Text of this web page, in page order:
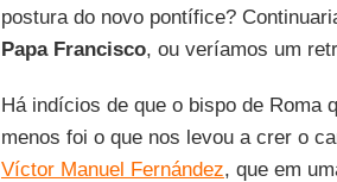
postura do novo pontífice?
Papa Francisco, ou veríamos um
Há indícios de que o bispo de Roma
menos foi o que nos levou a crer o
Víctor Manuel Fernández, que em